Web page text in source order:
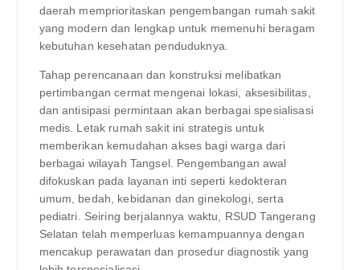
daerah memprioritaskan pengembangan rumah sakit
yang modern dan lengkap untuk memenuhi beragam
kebutuhan kesehatan penduduknya.
Tahap perencanaan dan konstruksi melibatkan
pertimbangan cermat mengenai lokasi, aksesibilitas,
dan antisipasi permintaan akan berbagai spesialisasi
medis. Letak rumah sakit ini strategis untuk
memberikan kemudahan akses bagi warga dari
berbagai wilayah Tangsel. Pengembangan awal
difokuskan pada layanan inti seperti kedokteran
umum, bedah, kebidanan dan ginekologi, serta
pediatri. Seiring berjalannya waktu, RSUD Tangerang
Selatan telah memperluas kemampuannya dengan
mencakup perawatan dan prosedur diagnostik yang